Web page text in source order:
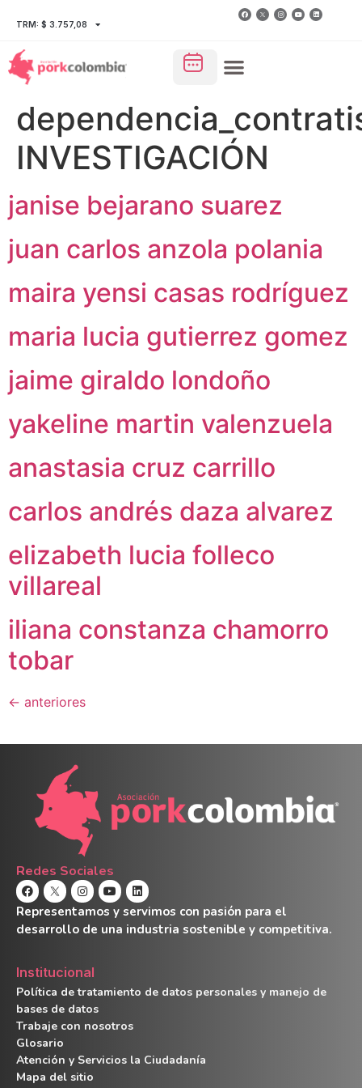
TRM: $ 3.757,08
INVESTIGACIÓN
janise bejarano suarez
juan carlos anzola polania
maira yensi casas rodríguez
maria lucia gutierrez gomez
jaime giraldo londoño
yakeline martin valenzuela
anastasia cruz carrillo
carlos andrés daza alvarez
elizabeth lucia folleco
villareal
iliana constanza chamorro
tobar
← anteriores
Redes Sociales
Representamos y servimos con pasión para el
desarrollo de una industria sostenible y competitiva.
Institucional
Política de tratamiento de datos personales y manejo de
bases de datos
Trabaje con nosotros
Glosario
Atención y Servicios la Ciudadanía
Mapa del sitio